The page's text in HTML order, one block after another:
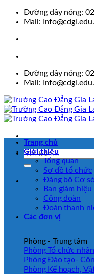
Skip
Đường dây nóng:
Mail:
Đường dây nóng:
Mail:
Trang chủ
Giới thiệu
Tổng quan
Sơ đồ tổ chức
Đảng bộ Cơ
Ban giám hiệu
Công đoàn
Đoàn thanh
Các đơn vị
Phòng - Trung tâm
Phòng Tổ chức
Phòng Đào tạo-
Phòng Kế hoạch,